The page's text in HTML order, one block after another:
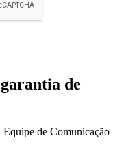
de
de Comunicação